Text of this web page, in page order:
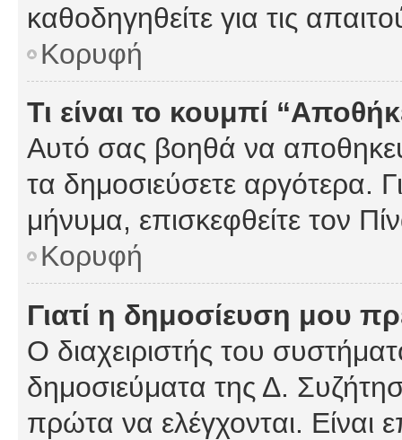
καθοδηγηθείτε για τις
Κορυφή
Τι είναι το κουμπί
Αυτό σας βοηθά να
τα δημοσιεύσετε αργότερα.
μήνυμα, επισκεφθείτε τον
Κορυφή
Γιατί η δημοσίευση μου
Ο διαχειριστής του
δημοσιεύματα της Δ.
πρώτα να ελέγχονται. Είναι